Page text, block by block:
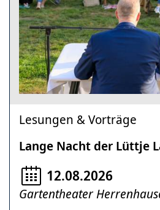
Lesungen & Vorträge
Lange Nacht der Lüttje
12.08.2026
Gartentheater